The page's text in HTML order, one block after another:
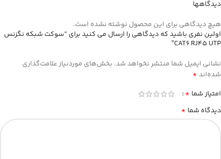
دیدگاهها
هیچ دیدگاهی برای این محصول نوشته نشده است.
اولین نفری باشید که دیدگاهی را ارسال می کنید برای “سوکت شبکه نگزنس
CAT6 RJ45 UTP”
نشانی ایمیل شما منتشر نخواهد شد. بخش‌های موردنیاز علامت‌گذاری
شده‌اند*
امتیاز شما *
دیدگاه شما *